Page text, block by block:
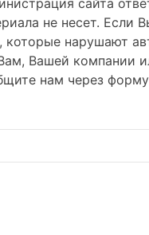
сайта
не несет. Если
которые нарушают
Вашей компании
нам через